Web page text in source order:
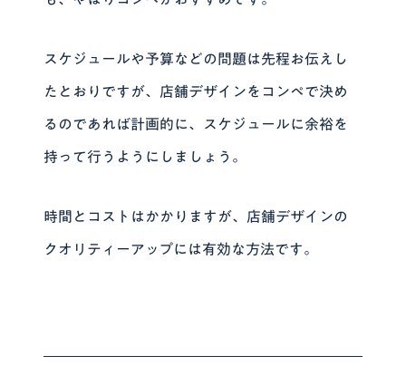
スケジュールや予算などの問題は先程お伝えし
たとおりですが、店舗デザインをコンペで決め
るのであれば計画的に、スケジュールに余裕を
持って行うようにしましょう。
時間とコストはかかりますが、店舗デザインの
クオリティーアップには有効な方法です。